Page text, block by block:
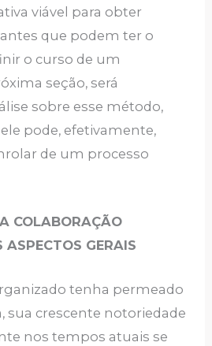
viável para obter
que podem ter o
o curso de um
seção, será
sobre esse método,
pode, efetivamente,
de um processo
COLABORAÇÃO
ASPECTOS GERAIS
tenha permeado
sua crescente notoriedade
nos tempos atuais se